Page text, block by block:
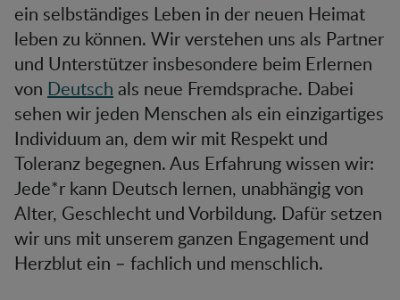
ein selbständiges Leben in der neuen Heimat
leben zu können. Wir verstehen uns als Partner
und Unterstützer insbesondere beim Erlernen
von Deutsch als neue Fremdsprache. Dabei
sehen wir jeden Menschen als ein einzigartiges
Individuum an, dem wir mit Respekt und
Toleranz begegnen. Aus Erfahrung wissen wir:
Jede*r kann Deutsch lernen, unabhängig von
Alter, Geschlecht und Vorbildung. Dafür setzen
wir uns mit unserem ganzen Engagement und
Herzblut ein – fachlich und menschlich.